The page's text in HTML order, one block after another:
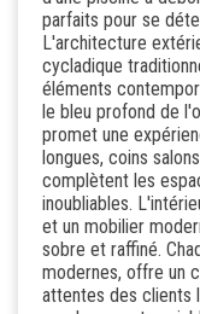
parfaits pour se
L'architecture
cycladique
éléments
le bleu profond de
promet une
longues, coins
complètent les
inoubliables.
et un mobilier
sobre et raffiné.
modernes, offre un
attentes des clients